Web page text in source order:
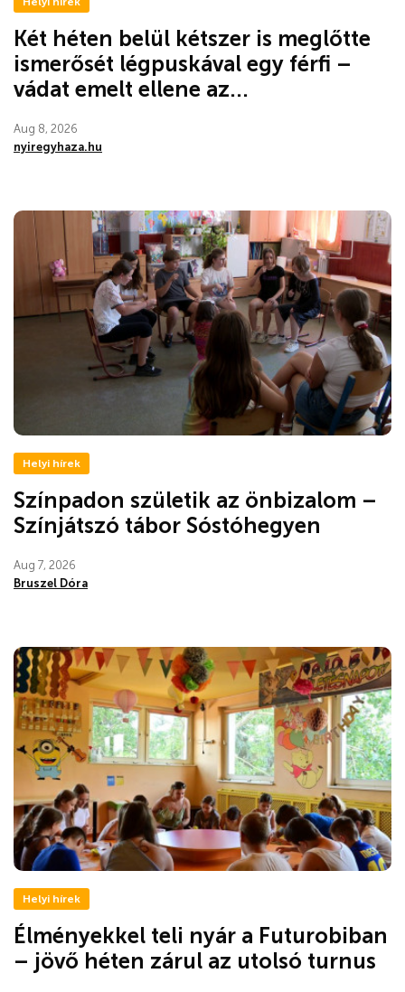
Két héten belül kétszer is meglőtte
ismerősét légpuskával egy férfi –
vádat emelt ellene az...
Aug 8, 2026
nyiregyhaza.hu
Helyi hírek
Színpadon születik az önbizalom –
Színjátszó tábor Sóstóhegyen
Aug 7, 2026
Bruszel Dóra
Helyi hírek
Élményekkel teli nyár a Futurobiban
– jövő héten zárul az utolsó turnus